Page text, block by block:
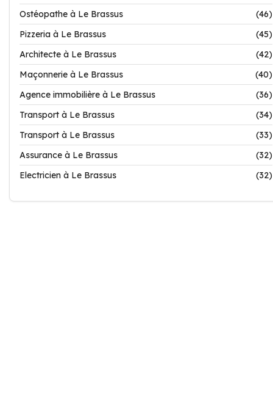
Ostéopathe à Le Brassus
(46)
Pizzeria à Le Brassus
(45)
Architecte à Le Brassus
(42)
Maçonnerie à Le Brassus
(40)
Agence immobilière à Le Brassus
(36)
Transport à Le Brassus
(34)
Transport à Le Brassus
(33)
Assurance à Le Brassus
(32)
Electricien à Le Brassus
(32)